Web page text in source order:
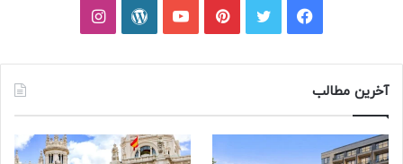
فیسبوکتوییترپینتریستیوتیوبوردپرساینستاگرام
آخرین مطالب